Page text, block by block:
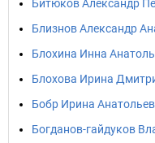
Битюков Александр
Близнов Александр
Блохина Инна
Блохова Ирина
Бобр Ирина
Богданов-гайдуков